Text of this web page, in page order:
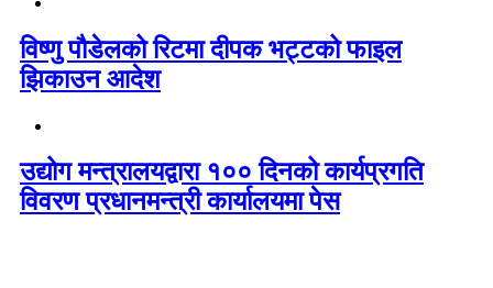
विष्णु पौडेलको रिटमा दीपक भट्टको फाइल
झिकाउन आदेश
उद्योग मन्त्रालयद्वारा १०० दिनको कार्यप्रगति
विवरण प्रधानमन्त्री कार्यालयमा पेस